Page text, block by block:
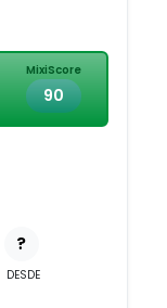
MixiScore
90
?
DESDE